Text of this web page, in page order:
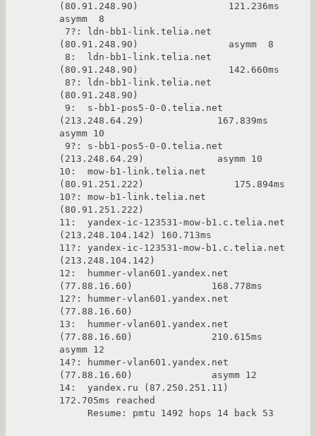
(80.91.248.90)                121.236ms
asymm  8
(80.91.248.90)                asymm  8
(80.91.248.90)                142.660ms
(80.91.248.90)
(213.248.64.29)             167.839ms
asymm 10
(213.248.64.29)             asymm 10
10:  mow-b1-link.telia.net
(80.91.251.222)                175.894ms
10?: mow-b1-link.telia.net
(80.91.251.222)
11:  yandex-ic-123531-mow-b1.c.telia.net
(213.248.104.142) 160.713ms
11?: yandex-ic-123531-mow-b1.c.telia.net
(213.248.104.142)
12:  hummer-vlan601.yandex.net
(77.88.16.60)              168.778ms
12?: hummer-vlan601.yandex.net
(77.88.16.60)
13:  hummer-vlan601.yandex.net
(77.88.16.60)              210.615ms
asymm 12
14?: hummer-vlan601.yandex.net
(77.88.16.60)              asymm 12
14:  yandex.ru (87.250.251.11)
172.705ms reached